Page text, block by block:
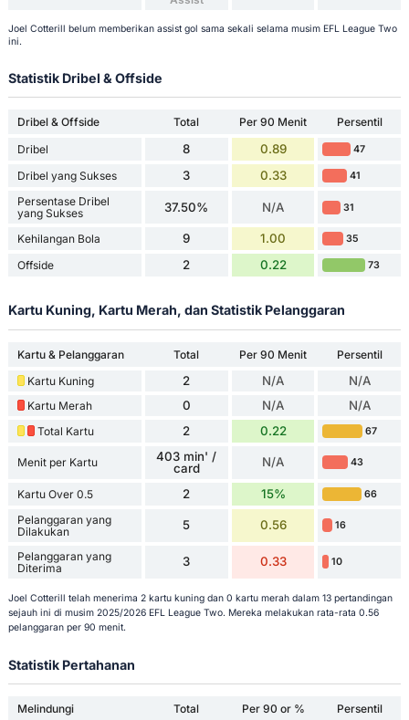
Joel Cotterill belum memberikan assist gol sama sekali selama musim EFL League Two
ini.
Statistik Dribel & Offside
Dribel & Offside Total Per 90 Menit
Persentil
Dribel
8 0.89 47
Dribel yang Sukses 3 0.33 41
Persentase Dribel
yang Sukses
37.50% N/A 31
Kehilangan Bola 9 1.00 35
Offside 2 0.22 73
Kartu Kuning, Kartu Merah, dan Statistik Pelanggaran
Kartu & Pelanggaran Total Per 90 Menit
Persentil
Kartu Kuning
2 N/A N/A
Kartu Merah 0 N/A N/A
Total Kartu 2 0.22 67
Menit per Kartu
403 min' /
card
N/A 43
Kartu Over 0.5 2 15% 66
Pelanggaran yang
Dilakukan
5 0.56 16
Pelanggaran yang
Diterima
3 0.33 10
Joel Cotterill telah menerima 2 kartu kuning dan 0 kartu merah dalam 13 pertandingan
sejauh ini di musim 2025/2026 EFL League Two. Mereka melakukan rata-rata 0.56
pelanggaran per 90 menit.
Statistik Pertahanan
Melindungi Total Per 90 or %
Persentil